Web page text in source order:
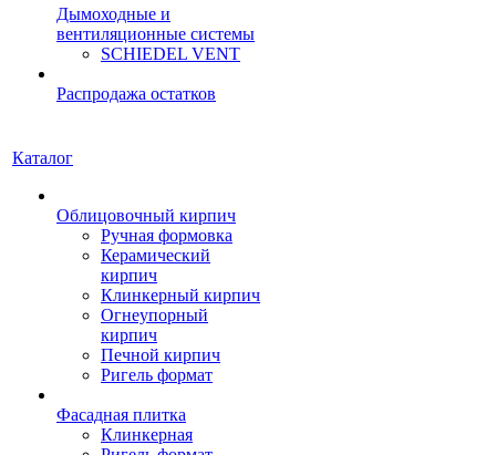
Дымоходные и
вентиляционные системы
SCHIEDEL VENT
Распродажа остатков
Каталог
Облицовочный кирпич
Ручная формовка
Керамический
кирпич
Клинкерный кирпич
Огнеупорный
кирпич
Печной кирпич
Ригель формат
Фасадная плитка
Клинкерная